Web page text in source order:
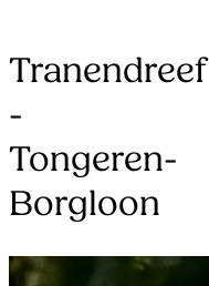
Tranendreef
-
Tongeren-
Borgloon